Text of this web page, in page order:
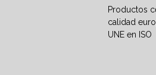
Productos
calidad
UNE en ISO